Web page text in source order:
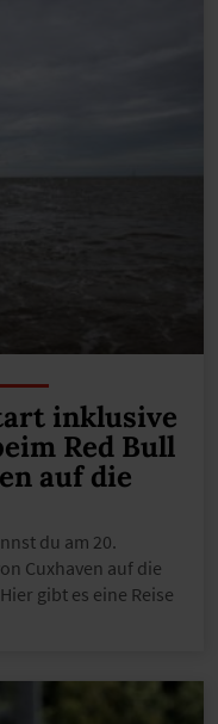
inklusive
Red Bull
auf die
du am 20.
Cuxhaven auf die
gibt es eine Reise